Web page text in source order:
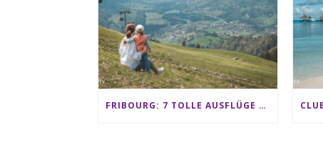
FRIBOURG: 7 TOLLE AUSFLÜGE FÜR FAMILIEN VON CHARMEY BIS LES PACCOTS